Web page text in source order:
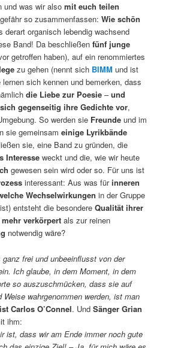
und was wir alsomit euch teilen
so zusammenfassen:Wie schön
derart organisch lebendig wachsend
Band! Da beschließenfünf junge
getroffen haben), auf ein renommiertes
zu gehen (nennt sich BIMM und ist
sich kennen und bemerken, dass
die Liebe zur Poesie –und
gegenseitig ihre Gedichte vor,
So werden sie Freunde und im
sie gemeinsameinige Lyrikbände
sie, eine Band zu gründen, die
Interesse weckt und die, wie wir heute
gewesen sein wird oder so. Für uns ist
interessant: Aus was fürinneren
Wechselwirkungen in der Gruppe
entsteht die besondereQualität ihrer
verkörpert als zur reinen
notwendig wäre?
ganz frei und unbeeinflusst von der
Ich glaube, in dem Moment, in dem
so auszuschmücken, dass sie auf
wahrgenommen werden, ist man
Carlos O’Connel. UndSänger Grian
ihm:
ist, dass wir am Ende immer noch gute